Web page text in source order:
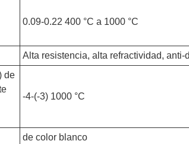
0.09-0.22 400 °C a 1000 °C
Alta resistencia, alta refractividad,
de
-4-(-3) 1000 °C
de color blanco